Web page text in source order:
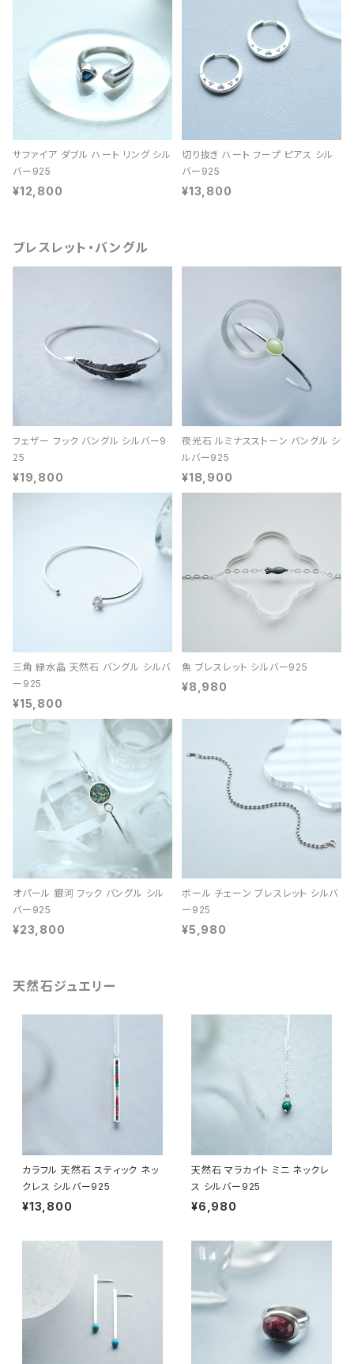
サファイア ダブル ハート リング シル
バー925
¥12,800
切り抜き ハート フープ ピアス シル
バー925
¥13,800
ブレスレット・バングル
フェザー フック バングル シルバー9
25
¥19,800
夜光石 ルミナスストーン バングル シ
ルバー925
¥18,900
三角 緑水晶 天然石 バングル シルバ
ー925
¥15,800
魚 ブレスレット シルバー925
¥8,980
オパール 銀河 フック バングル シル
バー925
¥23,800
ボール チェーン ブレスレット シルバ
ー925
¥5,980
天然石ジュエリー
カラフル 天然石 スティック ネッ
クレス シルバー925
¥13,800
天然石 マラカイト ミニ ネックレ
ス シルバー925
¥6,980